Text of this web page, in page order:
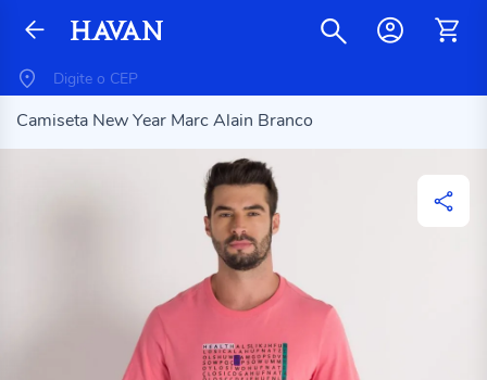
Camiseta New Year Marc Alain Branco